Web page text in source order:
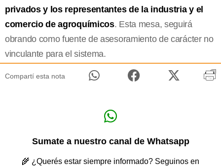
privados y los representantes de la industria y el
comercio de agroquímicos. Esta mesa, seguirá
obrando como fuente de asesoramiento de carácter no
vinculante para el sistema.
Compartí esta nota
Sumate a nuestro canal de Whatsapp
🌾 ¿Querés estar siempre informado? Seguinos en